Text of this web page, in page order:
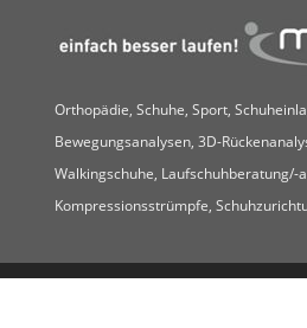
Orthopädie, Schuhe, Sport,
Bewegungsanalysen, 3D-
Walkingschuhe, Laufschuhberatung/-
Kompressionsstrümpfe,